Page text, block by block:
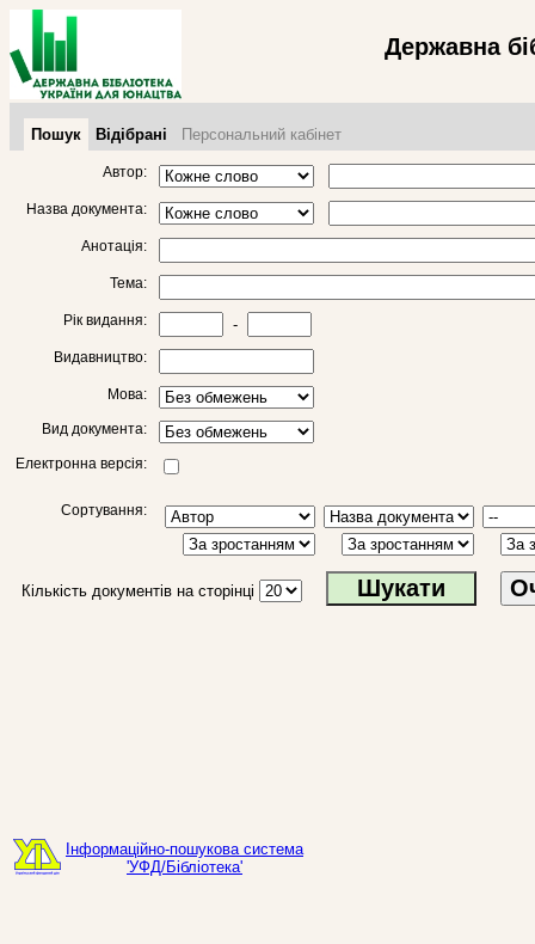
Державна
Пошук Відібрані Персональний кабінет
Автор:
Назва документа:
Анотація:
Тема:
Рік видання: -
Видавництво:
Мова:
Вид документа:
Електронна версія:
Сортування:
Кількість документів на сторінці
Інформаційно-пошукова система
'УФД/Бібліотека'